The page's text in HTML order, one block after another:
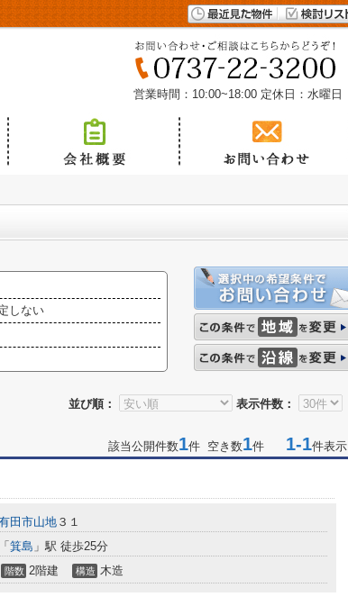
営業時間：10:00~18:00 定休日：水曜日
しない
並び順： 表示件数：
該当公開件数1件 空き数1件 1-1件表示
田市山地 ３１
「 箕島 」駅 徒歩25分
階数 2階建 構造 木造